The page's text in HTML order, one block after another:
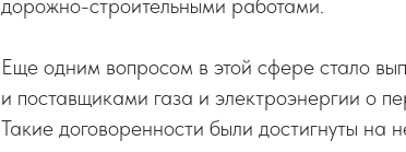
дорожно-строительными работами.
Еще одним вопросом в этой сфере стало
и поставщиками газа и электроэнергии о
Такие договоренности были достигнуты